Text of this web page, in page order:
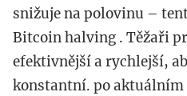
snižuje na polovinu –
Bitcoin halving . Těžaři
efektivnější a rychlejší,
konstantní. po